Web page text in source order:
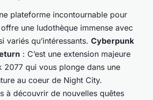
plateforme incontournable pour
une ludothèque immense avec
variés qu’intéressants. Cyberpunk
: C’est une extension majeure
2077 qui vous plonge dans une
au coeur de Night City.
à découvrir de nouvelles quêtes